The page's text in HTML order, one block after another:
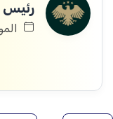
رئيس